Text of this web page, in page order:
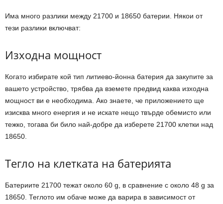
Има много разлики между 21700 и 18650 батерии. Някои от
тези разлики включват:
Изходна мощност
Когато избирате кой тип литиево-йонна батерия да закупите за
вашето устройство, трябва да вземете предвид каква изходна
мощност ви е необходима. Ако знаете, че приложението ще
изисква много енергия и не искате нещо твърде обемисто или
тежко, тогава би било най-добре да изберете 21700 клетки над
18650.
Тегло на клетката на батерията
Батериите 21700 тежат около 60 g, в сравнение с около 48 g за
18650. Теглото им обаче може да варира в зависимост от